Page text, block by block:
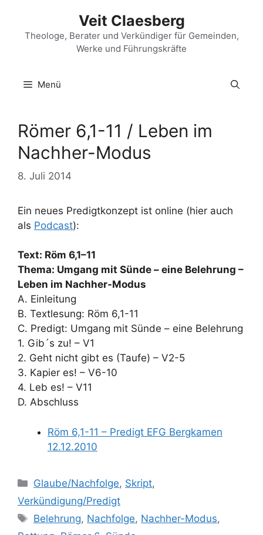
springen
Veit Claesberg
Theologe, Berater und Verkündiger für Gemeinden,
Werke und Führungskräfte
Menü
Römer 6,1-11 / Leben im
Nachher-Modus
8. Juli 2014
Ein neues Predigtkonzept ist online (hier auch
als Podcast):
Text: Röm 6,1–11
Thema: Umgang mit Sünde – eine Belehrung –
Leben im Nachher-Modus
A. Einleitung
B. Textlesung: Röm 6,1-11
C. Predigt: Umgang mit Sünde – eine Belehrung
1. Gib´s zu! – V1
2. Geht nicht gibt es (Taufe) – V2-5
3. Kapier es! – V6-10
4. Leb es! – V11
D. Abschluss
Röm 6,1-11 – Predigt EFG Bergkamen
12.12.2010
Kategorien
Glaube/Nachfolge, Skript,
Verkündigung/Predigt
Schlagwörter
Belehrung, Nachfolge, Nachher-Modus,